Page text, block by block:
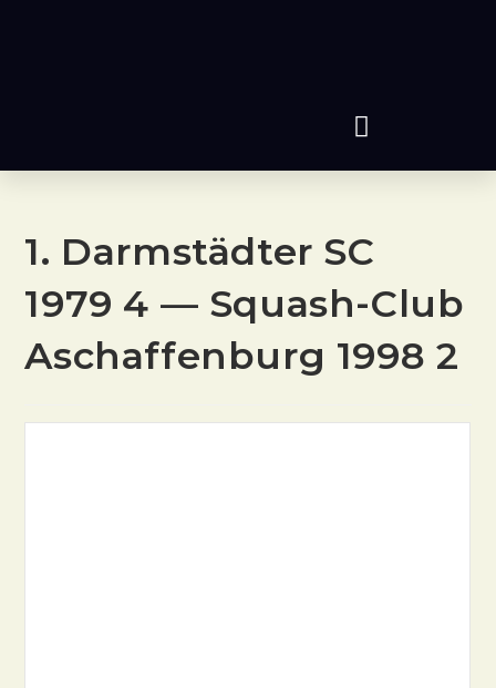
1. Darmstädter SC
1979 4 — Squash-Club
Aschaffenburg 1998 2